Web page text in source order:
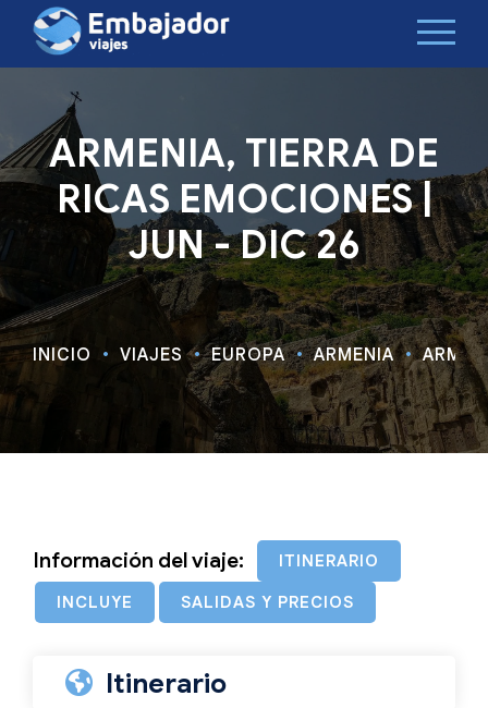
ARMENIA, TIERRA DE
RICAS EMOCIONES |
JUN - DIC 26
INICIO VIAJES EUROPA ARMENIA
Información del viaje: ITINERARIO
INCLUYE SALIDAS Y PRECIOS
Itinerario